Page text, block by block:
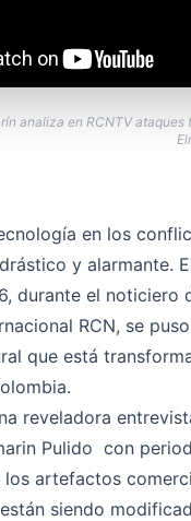
analiza en RCNTV ataques
en los
y alarmante.
durante el noticiero
RCN, se
que está
reveladora
Pulido con
artefactos
siendo